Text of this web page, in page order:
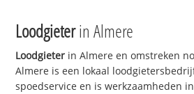
Loodgieterin Almere
Loodgieter in Almere en omstreken
Almere is een lokaal
spoedservice en is werkzaamheden